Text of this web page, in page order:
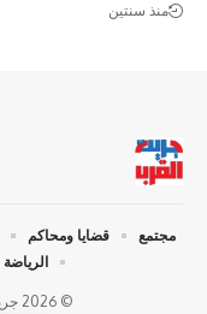
منذ سنتين
© 2026 جريدة القرب. جميع الحقوق محفوظة.
مجتمع قضايا ومحاكم
الرياضة